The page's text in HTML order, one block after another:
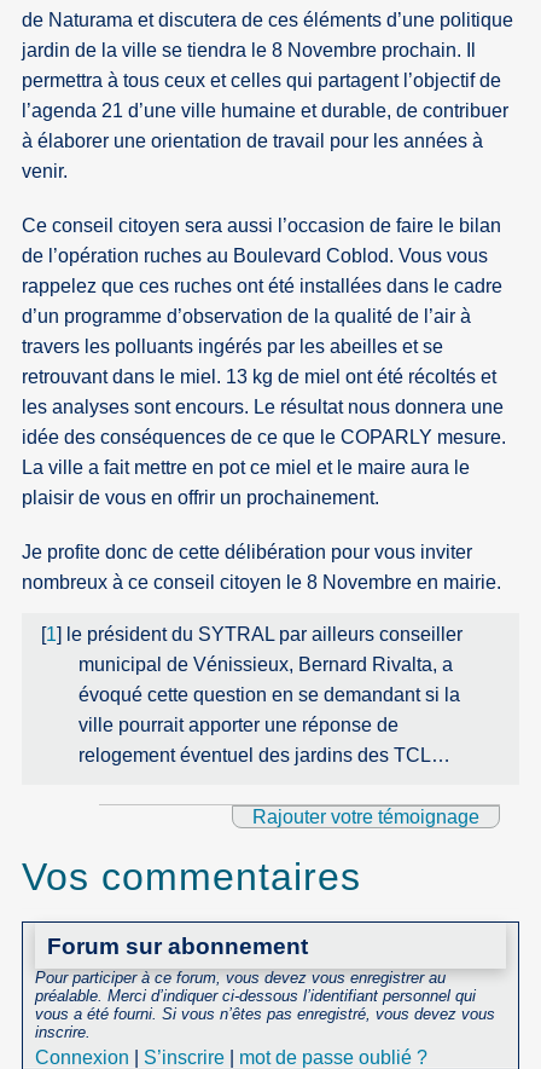
de Naturama et discutera de ces éléments d’une politique
jardin de la ville se tiendra le 8 Novembre prochain. Il
permettra à tous ceux et celles qui partagent l’objectif de
l’agenda 21 d’une ville humaine et durable, de contribuer
à élaborer une orientation de travail pour les années à
venir.
Ce conseil citoyen sera aussi l’occasion de faire le bilan
de l’opération ruches au Boulevard Coblod. Vous vous
rappelez que ces ruches ont été installées dans le cadre
d’un programme d’observation de la qualité de l’air à
travers les polluants ingérés par les abeilles et se
retrouvant dans le miel. 13 kg de miel ont été récoltés et
les analyses sont encours. Le résultat nous donnera une
idée des conséquences de ce que le COPARLY mesure.
La ville a fait mettre en pot ce miel et le maire aura le
plaisir de vous en offrir un prochainement.
Je profite donc de cette délibération pour vous inviter
nombreux à ce conseil citoyen le 8 Novembre en mairie.
[1] le président du SYTRAL par ailleurs conseiller
municipal de Vénissieux, Bernard Rivalta, a
évoqué cette question en se demandant si la
ville pourrait apporter une réponse de
relogement éventuel des jardins des TCL…
Rajouter votre témoignage
Vos commentaires
Forum sur abonnement
Pour participer à ce forum, vous devez vous enregistrer au
préalable. Merci d’indiquer ci-dessous l’identifiant personnel qui
vous a été fourni. Si vous n’êtes pas enregistré, vous devez vous
inscrire.
Connexion S’inscrire mot de passe oublié ?